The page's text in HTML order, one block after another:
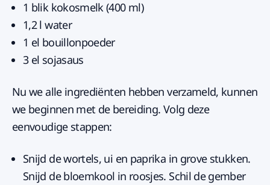
1 blik kokosmelk (400 ml)
1,2 l water
1 el bouillonpoeder
3 el sojasaus
Nu we alle ingrediënten hebben verzameld, kunnen
we beginnen met de bereiding. Volg deze
eenvoudige stappen:
Snijd de wortels, ui en paprika in grove stukken.
Snijd de bloemkool in roosjes. Schil de gember